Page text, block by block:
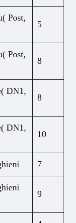
Post,
5
Post,
8
DN1,
8
DN1,
10
7
9